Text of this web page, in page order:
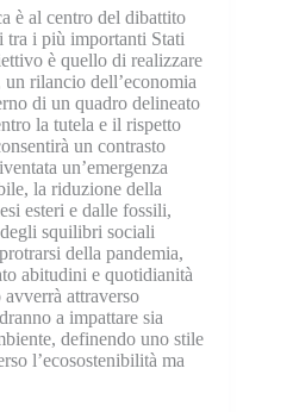
è al centro del dibattito
i più importanti Stati
è quello di realizzare
rilancio dell’economia
di un quadro delineato
la tutela e il rispetto
un contrasto
un’emergenza
la riduzione della
esteri e dalle fossili,
squilibri sociali
della pandemia,
abitudini e quotidianità
attraverso
a impattare sia
definendo uno stile
l’ecosostenibilità ma